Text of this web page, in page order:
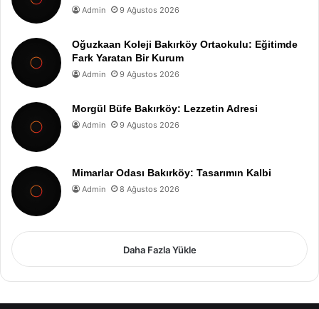
Admin 9 Ağustos 2026
Oğuzkaan Koleji Bakırköy Ortaokulu: Eğitimde
Fark Yaratan Bir Kurum
Admin 9 Ağustos 2026
Morgül Büfe Bakırköy: Lezzetin Adresi
Admin 9 Ağustos 2026
Mimarlar Odası Bakırköy: Tasarımın Kalbi
Admin 8 Ağustos 2026
Daha Fazla Yükle